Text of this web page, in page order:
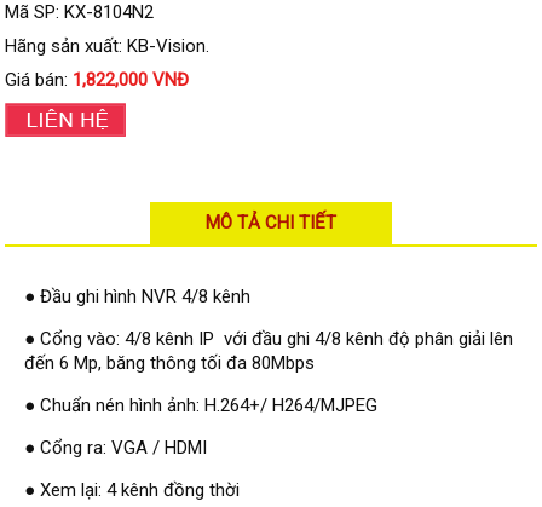
Đầu ghi IP KBVISION
Đầu ghi IP HDParagon
Đầu ghi IP Dahua
Đầu ghi IP Visionhitech
Camera Visionhitech
Camera KBVISION
Camera HDParagon
Đầu ghi HDParagon
Mã SP: KX-8104N2
Hãng sản xuất: KB-Vision.
Giá bán: 1,822,000 VNĐ
MÔ TẢ CHI TIẾT
● Đầu ghi hình NVR 4/8 kênh
● Cổng vào: 4/8 kênh IP với đầu ghi 4/8 kênh độ phân giải lên
đến 6 Mp, băng thông tối đa 80Mbps
● Chuẩn nén hình ảnh: H.264+/ H264/MJPEG
● Cổng ra: VGA / HDMI
● Xem lại: 4 kênh đồng thời